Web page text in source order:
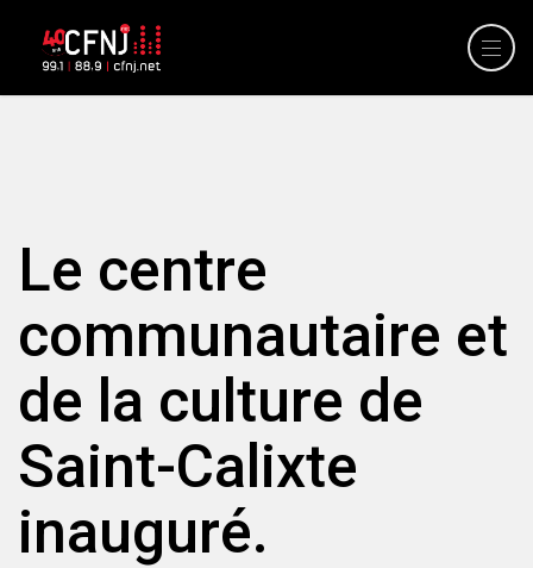
Le centre
communautaire et
de la culture de
Saint-Calixte
inauguré.